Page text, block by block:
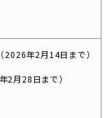
年2月14日まで）
2月28日まで）